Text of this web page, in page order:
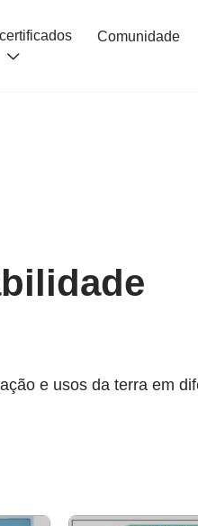
Cursos certificados Comunidade
e usos da terra em